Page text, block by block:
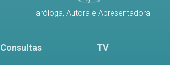
Taróloga, Autora e Apresentadora
Consultas TV